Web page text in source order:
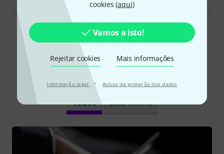
cookies (aqui)
Vamos a isto!
Rejeitar cookies Mais informações
Informação legal · Avisos de proteção dos dados
Ler todas as reviews
Sabia?
Todos Guia Online